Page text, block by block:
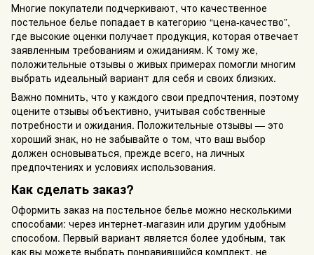
Многие покупатели подчеркивают, что качественное
постельное белье попадает в категорию “цена-качество”,
где высокие оценки получает продукция, которая отвечает
заявленным требованиям и ожиданиям. К тому же,
положительные отзывы о живых примерах помогли многим
выбрать идеальный вариант для себя и своих близких.
Важно помнить, что у каждого свои предпочтения, поэтому
оцените отзывы объективно, учитывая собственные
потребности и ожидания. Положительные отзывы — это
хороший знак, но не забывайте о том, что ваш выбор
должен основываться, прежде всего, на личных
предпочтениях и условиях использования.
Как сделать заказ?
Оформить заказ на постельное белье можно несколькими
способами: через интернет-магазин или другим удобным
способом. Первый вариант является более удобным, так
как вы можете выбрать понравившийся комплект, не